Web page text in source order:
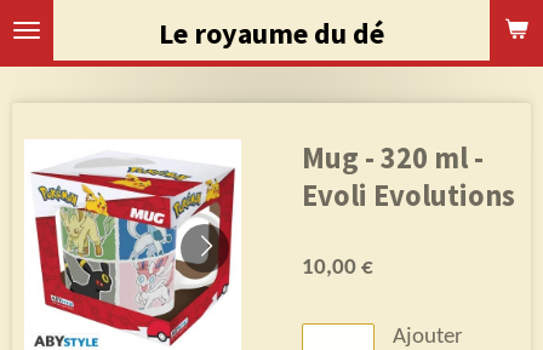
Passer
Le royaume du dé
Mug - 320 ml -
Evoli Evolutions
10,00 €
Ajouter